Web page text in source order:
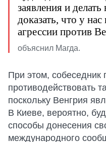
заявления и
доказать, что у
агрессии против
объяснил Магда.
При этом, собеседник
противодействовать
поскольку Венгрия
В Киеве, вероятно,
способы донесения
международного